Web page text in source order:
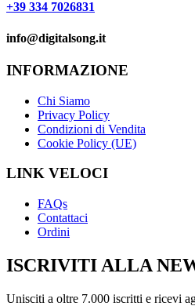
+39 334 7026831
info@digitalsong.it​
INFORMAZIONE
Chi Siamo
Privacy Policy
Condizioni di Vendita
Cookie Policy (UE)
LINK VELOCI
FAQs
Contattaci
Ordini
ISCRIVITI ALLA
Unisciti a oltre 7.000 iscritti e ricevi